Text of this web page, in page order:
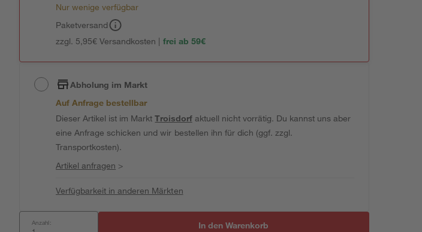
Nur wenige verfügbar
Paketversand
zzgl. 5,95€ Versandkosten | frei ab 59€
Abholung im Markt
Auf Anfrage bestellbar
Dieser Artikel ist im MarktTroisdorfaktuell nicht vorrätig. Du kannst uns aber
eine Anfrage schicken und wir bestellen ihn für dich (ggf. zzgl.
Transportkosten).
Artikel anfragen >
Verfügbarkeit in anderen Märkten
Anzahl: In den Warenkorb